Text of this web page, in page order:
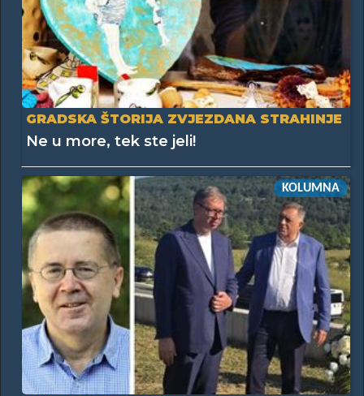
GRADSKA ŠTORIJA ZVJEZDANA STRAHINJE
Ne u more, tek ste jeli!
KOLUMNA